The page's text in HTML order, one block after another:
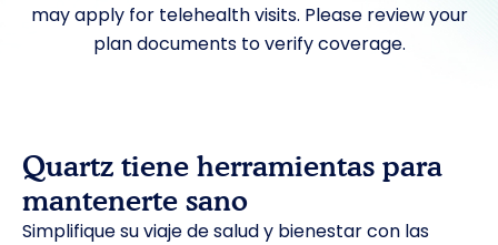
may apply for telehealth visits. Please review your
plan documents to verify coverage.
Quartz tiene herramientas para
mantenerte sano
Simplifique su viaje de salud y bienestar con las